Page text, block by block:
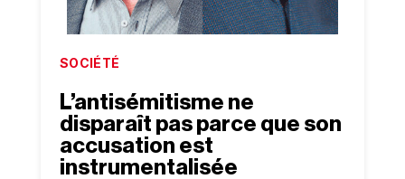
SOCIÉTÉ
L’antisémitisme ne
disparaît pas parce que son
accusation est
instrumentalisée